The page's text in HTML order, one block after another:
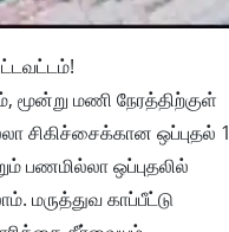
மூன்று மணி நேரத்திற்குள்
சிகிச்சைக்கான ஒப்புதல் 1
பணமில்லா ஒப்புதலில்
மருத்துவ காப்பீட்டு